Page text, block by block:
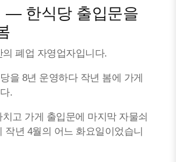
— 한식당 출입문을
의 폐업 자영업자입니다.
을 8년 운영하다 작년 봄에 가게
.
고 가게 출입문에 마지막 자물쇠
작년 4월의 어느 화요일이었습니